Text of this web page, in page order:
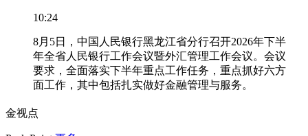
10:24
8月5日，中国人民银行黑龙江省分行召开2026年下半
年全省人民银行工作会议暨外汇管理工作会议。会议
要求，全面落实下半年重点工作任务，重点抓好六方
面工作，其中包括扎实做好金融管理与服务。
金视点